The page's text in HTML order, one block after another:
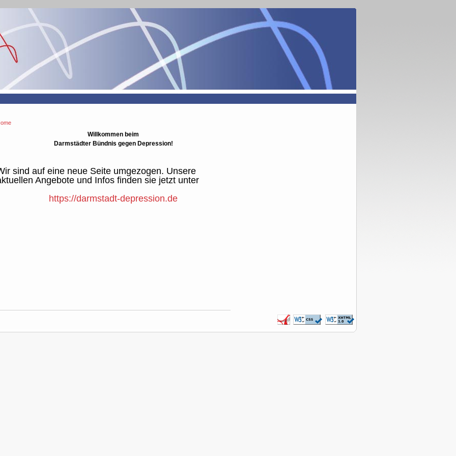
Willkommen beim
Darmstädter Bündnis gegen Depression!
sind auf eine neue Seite umgezogen. Unsere
Angebote und Infos finden sie jetzt unter
https://darmstadt-depression.de